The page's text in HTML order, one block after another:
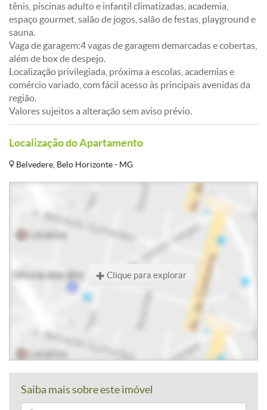
tênis, piscinas adulto e infantil climatizadas, academia,
espaço gourmet, salão de jogos, salão de festas, playground e
sauna.
Vaga de garagem:4 vagas de garagem demarcadas e cobertas,
além de box de despejo.
Localização privilegiada, próxima a escolas, academias e
comércio variado, com fácil acesso às principais avenidas da
região.
Valores sujeitos a alteração sem aviso prévio.
Localização do Apartamento
Belvedere, Belo Horizonte - MG
Clique para explorar
Saiba mais sobre este imóvel